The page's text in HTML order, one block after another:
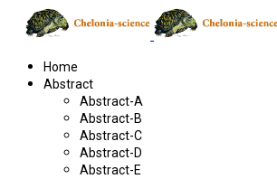
Home
Abstract
Abstract-A
Abstract-B
Abstract-C
Abstract-D
Abstract-E